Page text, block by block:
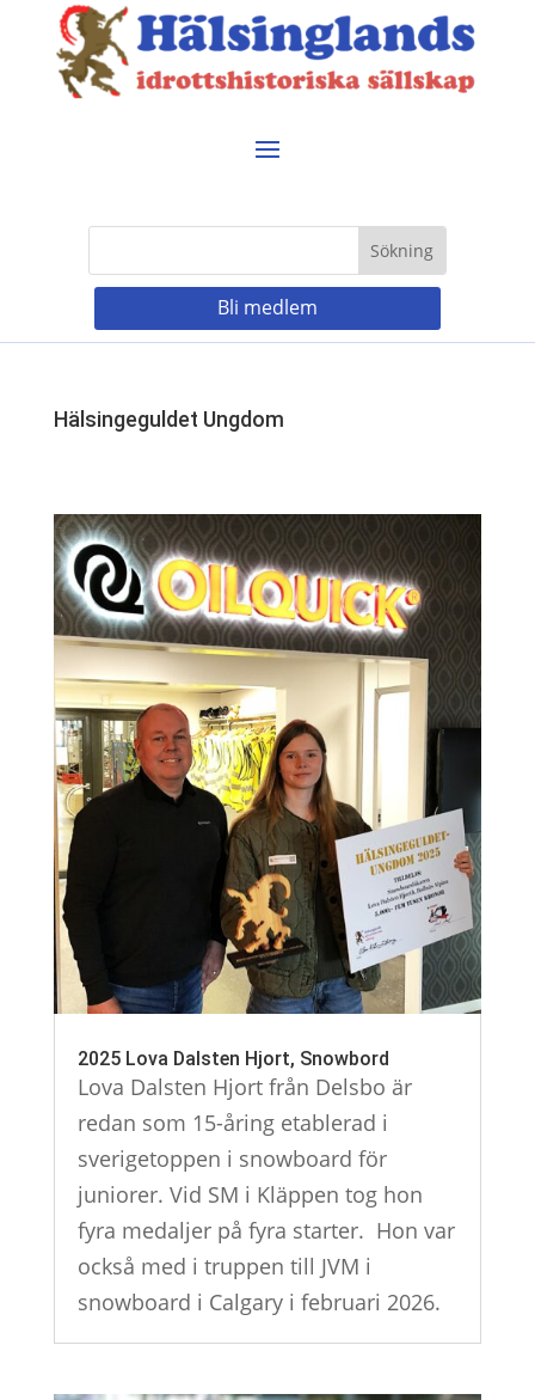
Bli medlem
Hälsingeguldet Ungdom
2025 Lova Dalsten Hjort, Snowbord
Lova Dalsten Hjort från Delsbo är
redan som 15-åring etablerad i
sverigetoppen i snowboard för
juniorer. Vid SM i Kläppen tog hon
fyra medaljer på fyra starter. Hon var
också med i truppen till JVM i
snowboard i Calgary i februari 2026.